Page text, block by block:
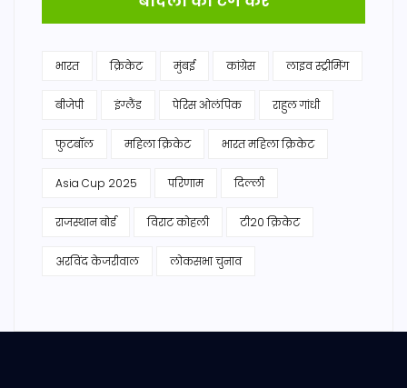
भारत क्रिकेट मुंबई कांग्रेस लाइव स्ट्रीमिंग
बीजेपी इंग्लैंड पेरिस ओलंपिक राहुल गांधी
फुटबॉल महिला क्रिकेट भारत महिला क्रिकेट
Asia Cup 2025 परिणाम दिल्ली
राजस्थान बोर्ड विराट कोहली टी20 क्रिकेट
अरविंद केजरीवाल लोकसभा चुनाव